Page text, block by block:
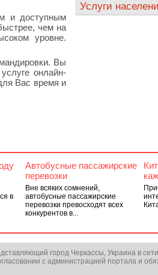
и доступным
чем на
уровне.
Вы
онлайн-
Вас время и
Услуги
в
Автобусные пассажирские
перевозки
Вне всяких сомнений,
автобусные пассажирские
перевозки превосходят всех
конкурентов в...
город Черкассы, Украина в
с администрацией портала и